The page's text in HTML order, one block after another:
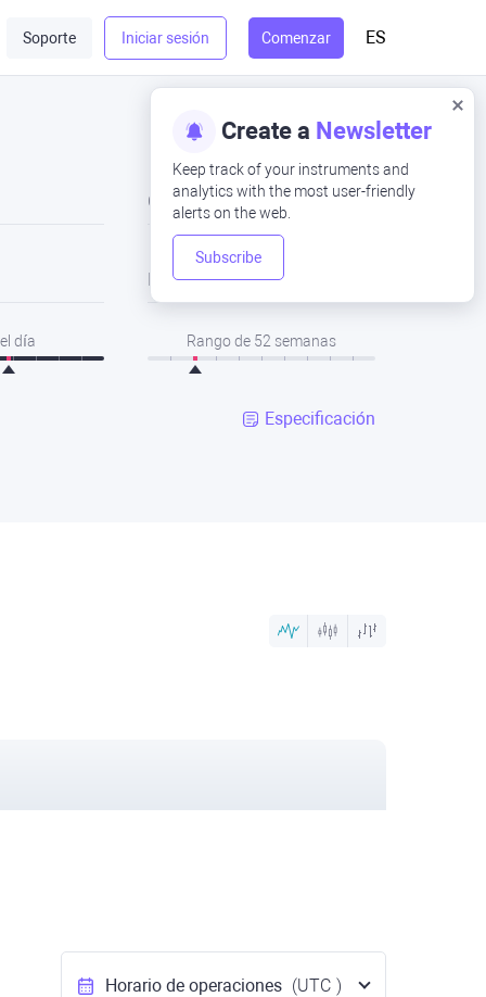
Soporte Iniciar sesión Comenzar ES
Create a Newsletter
Keep track of your instruments and
analytics with the most user-friendly
alerts on the web.
Subscribe
Cerrar
Bajo
día Rango de 52 semanas
Especificación
Horario de operaciones (UTC )